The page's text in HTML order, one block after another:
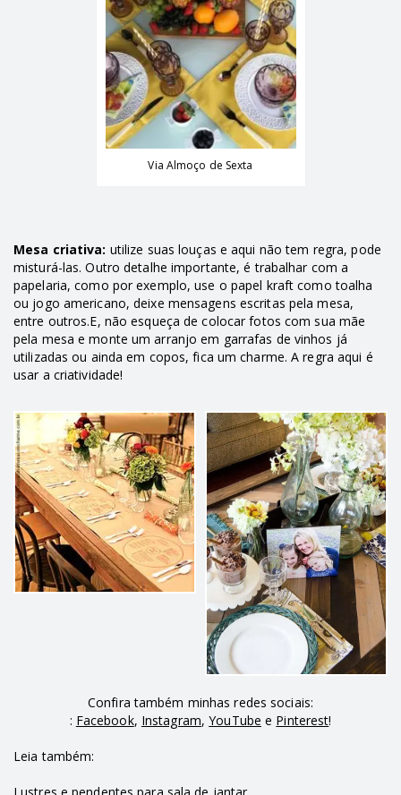
Via Almoço de Sexta
Mesa criativa: utilize suas louças e aqui não tem regra, pode
misturá-las. Outro detalhe importante, é trabalhar com a
papelaria, como por exemplo, use o papel kraft como toalha
ou jogo americano, deixe mensagens escritas pela mesa,
entre outros.E, não esqueça de colocar fotos com sua mãe
pela mesa e monte um arranjo em garrafas de vinhos já
utilizadas ou ainda em copos, fica um charme. A regra aqui é
usar a criatividade!
Confira também minhas redes sociais:
: Facebook, Instagram,YouTube e Pinterest!
Leia também: